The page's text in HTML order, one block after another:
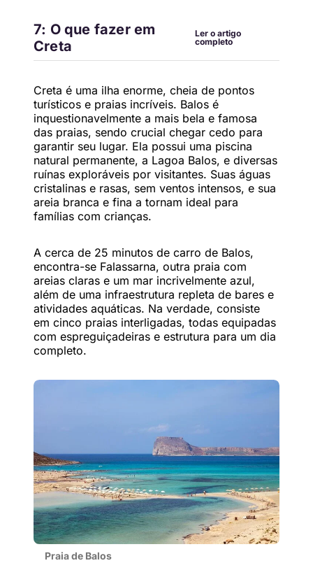
7: O que fazer em
Creta
Ler o artigo
completo
Creta é uma ilha enorme, cheia de pontos
turísticos e praias incríveis. Balos é
inquestionavelmente a mais bela e famosa
das praias, sendo crucial chegar cedo para
garantir seu lugar. Ela possui uma piscina
natural permanente, a Lagoa Balos, e diversas
ruínas exploráveis por visitantes. Suas águas
cristalinas e rasas, sem ventos intensos, e sua
areia branca e fina a tornam ideal para
famílias com crianças.
A cerca de 25 minutos de carro de Balos,
encontra-se Falassarna, outra praia com
areias claras e um mar incrivelmente azul,
além de uma infraestrutura repleta de bares e
atividades aquáticas. Na verdade, consiste
em cinco praias interligadas, todas equipadas
com espreguiçadeiras e estrutura para um dia
completo.
Praia de Balos